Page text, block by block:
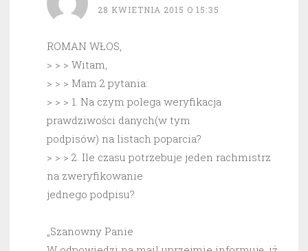
28 KWIETNIA 2015 O 15:35
ROMAN WŁOS,
> > > Witam,
> > > Mam 2 pytania:
> > > 1. Na czym polega weryfikacja
prawdziwości danych(w tym
podpisów) na listach poparcia?
> > > 2. Ile czasu potrzebuje jeden rachmistrz
na zweryfikowanie
jednego podpisu?
„Szanowny Panie